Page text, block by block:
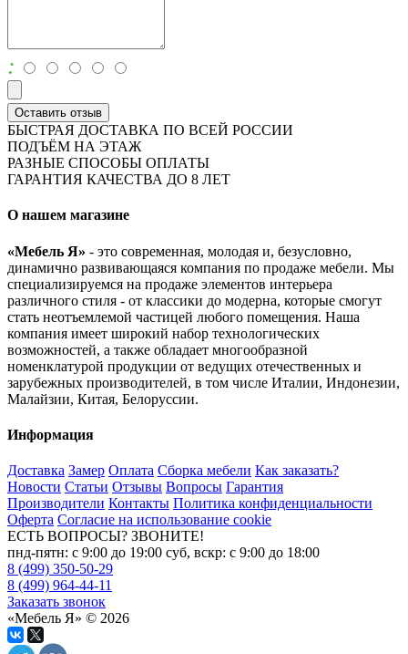
:
Оставить отзыв
БЫСТРАЯ ДОСТАВКА ПО ВСЕЙ РОССИИ
ПОДЪЁМ НА ЭТАЖ
РАЗНЫЕ СПОСОБЫ ОПЛАТЫ
ГАРАНТИЯ КАЧЕСТВА ДО 8 ЛЕТ
О нашем магазине
«Мебель Я» - это современная, молодая и, безусловно,
динамично развивающаяся компания по продаже мебели. Мы
специализируемся на продаже элементов интерьера
различного стиля - от классики до модерна, которые смогут
стать неотъемлемой частицей любого помещения. Наша
компания имеет широкий набор технологических
возможностей, а также обладает многообразной
номенклатурой продукции от ведущих отечественных и
зарубежных производителей, в том числе Италии, Индонезии,
Малайзии, Китая, Белоруссии.
Информация
Доставка Замер Оплата Сборка мебели Как заказать?
Новости Статьи Отзывы Вопросы Гарантия
Производители Контакты Политика конфиденциальности
Оферта Согласие на использование cookie
ЕСТЬ ВОПРОСЫ? ЗВОНИТЕ!
пнд-пятн: с 9:00 до 19:00 суб, вскр: с 9:00 до 18:00
8 (499) 350-50-29
8 (499) 964-44-11
Заказать звонок
«Мебель Я» © 2026